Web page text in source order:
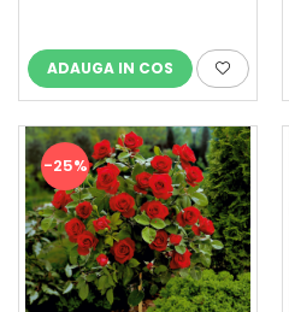
ADAUGA IN COS
-25%